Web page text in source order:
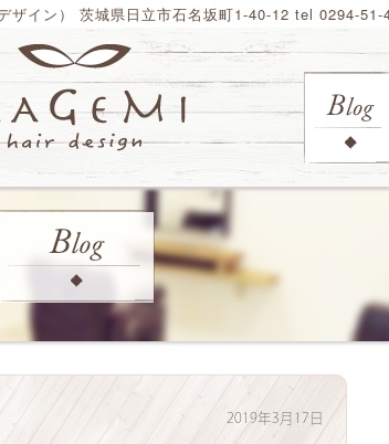
イン） 茨城県日立市石名坂町1-40-12 tel 0294-51-
2019年3月17日